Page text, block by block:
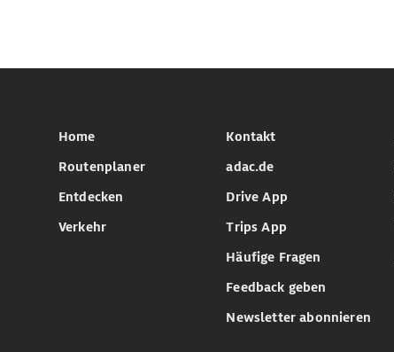
Home
Routenplaner
Entdecken
Verkehr
Kontakt
adac.de
Drive App
Trips App
Häufige Fragen
Feedback geben
Newsletter abonnieren